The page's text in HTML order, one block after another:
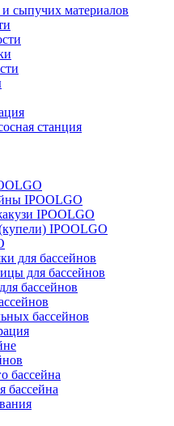
сыпучих материалов
станция
IPOOLGO
IPOOLGO
IPOOLGO
для бассейнов
для бассейнов
бассейнов
бассейнов
бассейна
бассейна